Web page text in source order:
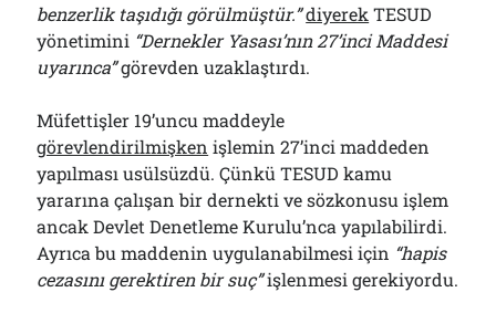
benzerlik taşıdığı görülmüştür.”diyerek TESUD
yönetimini “Dernekler Yasası’nın 27’inci Maddesi
uyarınca”görevden uzaklaştırdı.
Müfettişler 19’uncu maddeyle
görevlendirilmişken işlemin 27’inci maddeden
yapılması usülsüzdü. Çünkü TESUD kamu
yararına çalışan bir dernekti ve sözkonusu işlem
ancak Devlet Denetleme Kurulu’nca yapılabilirdi.
Ayrıca bu maddenin uygulanabilmesi için “hapis
cezasını gerektiren bir suç”işlenmesi gerekiyordu.